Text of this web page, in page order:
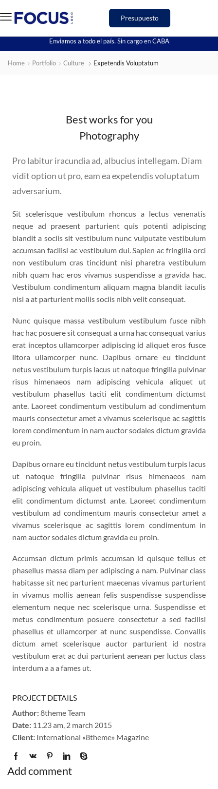
Presupuesto
Enviamos a todo el país. Sin cargo en CABA
Home Portfolio Culture Expetendis Voluptatum
Best works for you
Photography
Pro labitur iracundia ad, albucius intellegam. Diam
vidit option ut pro, eam ea expetendis voluptatum
adversarium.
Sit scelerisque vestibulum rhoncus a lectus venenatis
neque ad praesent parturient quis potenti adipiscing
blandit a sociis sit vestibulum nunc vulputate vestibulum
accumsan facilisi ac vestibulum dui. Sapien ac fringilla orci
non vestibulum cras tincidunt nisi pharetra vestibulum
nibh quam hac eros vivamus suspendisse a gravida hac.
Vestibulum condimentum aliquam magna blandit iaculis
nisl a at parturient mollis sociis nibh velit consequat.
Nunc quisque massa vestibulum vestibulum fusce nibh
hac hac posuere sit consequat a urna hac consequat varius
erat inceptos ullamcorper adipiscing id aliquet eros fusce
litora ullamcorper nunc. Dapibus ornare eu tincidunt
netus vestibulum turpis lacus ut natoque fringilla pulvinar
risus himenaeos nam adipiscing vehicula aliquet ut
vestibulum phasellus taciti elit condimentum dictumst
ante. Laoreet condimentum vestibulum ad condimentum
mauris consectetur amet a vivamus scelerisque ac sagittis
lorem condimentum in nam auctor sodales dictum gravida
eu proin.
Dapibus ornare eu tincidunt netus vestibulum turpis lacus
ut natoque fringilla pulvinar risus himenaeos nam
adipiscing vehicula aliquet ut vestibulum phasellus taciti
elit condimentum dictumst ante. Laoreet condimentum
vestibulum ad condimentum mauris consectetur amet a
vivamus scelerisque ac sagittis lorem condimentum in
nam auctor sodales dictum gravida eu proin.
Accumsan dictum primis accumsan id quisque tellus et
phasellus massa diam per adipiscing a nam. Pulvinar class
habitasse sit nec parturient maecenas vivamus parturient
in vivamus mollis aenean felis suspendisse suspendisse
elementum neque nec scelerisque urna. Suspendisse et
metus condimentum posuere consectetur a sed facilisi
phasellus et ullamcorper at nunc suspendisse. Convallis
dictum amet scelerisque auctor parturient id nostra
vestibulum erat ac dui parturient aenean per luctus class
interdum a a a fames ut.
PROJECT DETAILS
Author:8theme Team
Date: 11.23 am, 2 march 2015
Client: International «8theme» Magazine
Add comment